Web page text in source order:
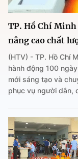
TP. Hồ Chí
nâng cao chất
(HTV) - TP. Hồ Chí
hành động 100
mới sáng tạo và
phục vụ người dân,